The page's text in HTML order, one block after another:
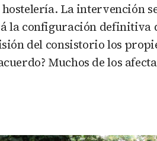
La intervención
la configuración definitiva
del consistorio los
Muchos de los